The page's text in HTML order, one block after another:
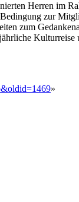
Herren im
zur
zum
»